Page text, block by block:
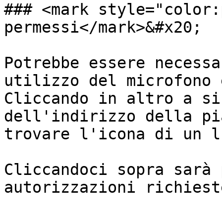
### <mark
permessi</mark>&#x20;
Potrebbe essere
utilizzo del
Cliccando in altro a
dell'indirizzo della
trovare l'icona di un
Cliccandoci sopra
autorizzazioni